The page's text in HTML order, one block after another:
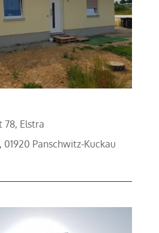
78, Elstra
Panschwitz-Kuckau